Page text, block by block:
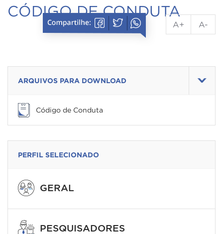
CÓDIGO DE CONDUTA
A+ A-
ARQUIVOS PARA DOWNLOAD
Código de Conduta
PERFIL SELECIONADO
GERAL
PESQUISADORES